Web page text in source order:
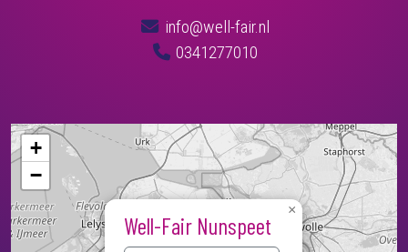
info@well-fair.nl
0341277010
Well-Fair Nunspeet
×
+
−